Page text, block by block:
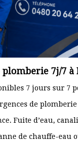
7j/7 à
7 jours sur 7
de
Fuite d’eau,
de chauffe-eau